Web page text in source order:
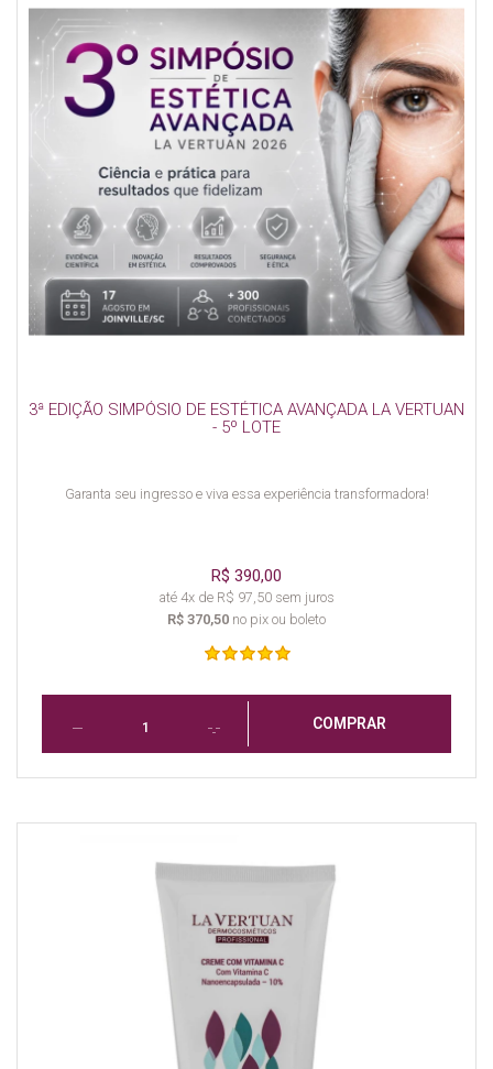
3ª EDIÇÃO SIMPÓSIO DE ESTÉTICA AVANÇADA LA VERTUAN
- 5º LOTE
Garanta seu ingresso e viva essa experiência transformadora!
R$ 390,00
até 4x de R$ 97,50 sem juros
R$ 370,50 no pix ou boleto
COMPRAR